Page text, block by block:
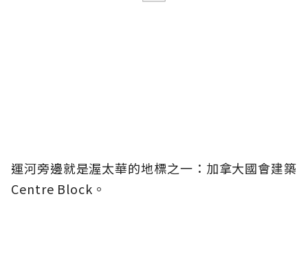
運河旁邊就是渥太華的地標之一：加拿大國會建築
Centre Block。